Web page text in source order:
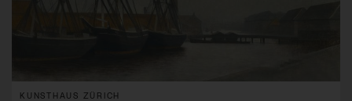
KUNSTHAUS ZÜRICH